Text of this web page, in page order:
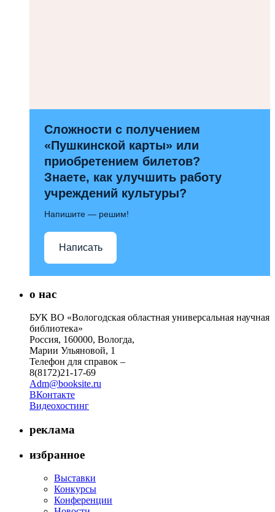
Сложности с получением
«Пушкинской карты» или
приобретением билетов?
Знаете, как улучшить работу
учреждений культуры?
Напишите — решим!
Написать
о нас
БУК ВО «Вологодская областная универсальная научная
библиотека»
Россия, 160000, Вологда,
Марии Ульяновой, 1
Телефон для справок –
8(8172)21-17-69
Adm@booksite.ru
ВКонтакте
Видеохостинг
реклама
избранное
Выставки
Конкурсы
Конференции